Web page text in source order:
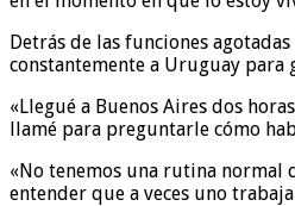
Detrás de las funciones
constantemente a Uruguay para
«Llegué a Buenos Aires dos
llamé para preguntarle cómo
«No tenemos una rutina normal
entender que a veces uno